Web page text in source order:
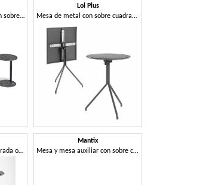
Mesa auxiliar de metal con sobre en Compactop
Mesa y mesa auxiliar cuadrada o redonda en metal con base de 3 o 4 radios
Lol Plus
Mesa de metal con sobre cuadrado o redondo abatible
Mantix
Mesa y mesa auxiliar con sobre cuadrado, redondo o rectangular